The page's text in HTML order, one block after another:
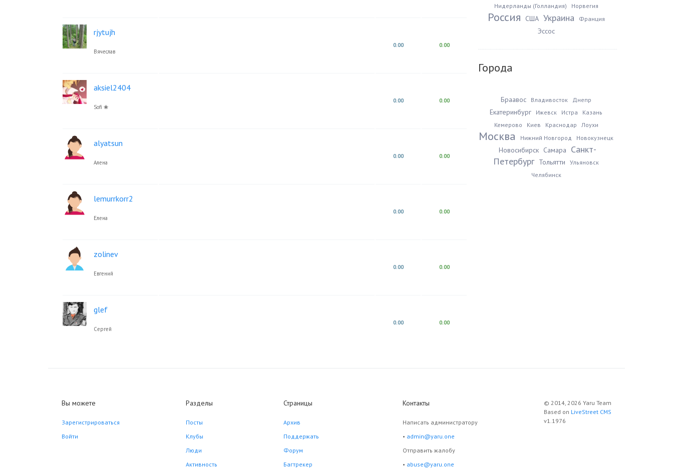
rjytujh
Вячеслав
0.00 0.00
aksiel2404
Sofi ❀
0.00 0.00
alyatsun
Алена
0.00 0.00
lemurrkorr2
Елена
0.00 0.00
zolinev
Евгений
0.00 0.00
glef
Сергей
0.00 0.00
Нидерланды (Голландия)
Норвегия
Россия США Украина Франция
Эссос
Города
Браавос Владивосток Днепр
Екатеринбург Ижевск Истра
Казань
Кемерово
Киев Краснодар Лоухи
Москва Нижний Новгород Новокузнецк
Новосибирск Самара
Санкт-
Петербург Тольятти
Ульяновск
Челябинск
Вы можете
Зарегистрироваться
Войти
Разделы
Посты
Клубы
Люди
Активность
Страницы
Архив
Поддержать
Форум
Багтрекер
Контакты
Написать администратору
• admin@yaru.one
Отправить жалобу
• abuse@yaru.one
© 2014, 2026 Yaru Team
Based on LiveStreet CMS
v1.1976